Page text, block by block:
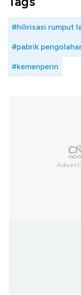
#hilirisasi rumput
#pabrik
#kemenperin